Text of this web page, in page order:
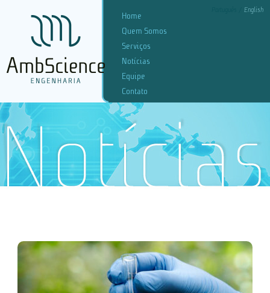
English
Home
Quem Somos
Serviços
Notícias
Equipe
Contato